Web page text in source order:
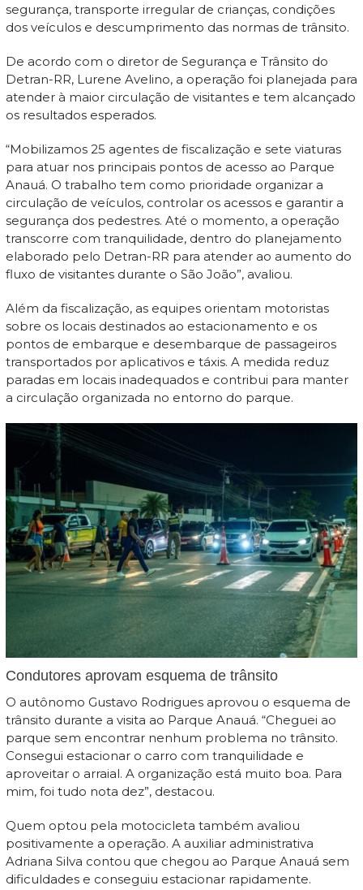
segurança, transporte irregular de crianças, condições
dos veículos e descumprimento das normas de trânsito.
De acordo com o diretor de Segurança e Trânsito do
Detran-RR, Lurene Avelino, a operação foi planejada para
atender à maior circulação de visitantes e tem alcançado
os resultados esperados.
“Mobilizamos 25 agentes de fiscalização e sete viaturas
para atuar nos principais pontos de acesso ao Parque
Anauá. O trabalho tem como prioridade organizar a
circulação de veículos, controlar os acessos e garantir a
segurança dos pedestres. Até o momento, a operação
transcorre com tranquilidade, dentro do planejamento
elaborado pelo Detran-RR para atender ao aumento do
fluxo de visitantes durante o São João”, avaliou.
Além da fiscalização, as equipes orientam motoristas
sobre os locais destinados ao estacionamento e os
pontos de embarque e desembarque de passageiros
transportados por aplicativos e táxis. A medida reduz
paradas em locais inadequados e contribui para manter
a circulação organizada no entorno do parque.
Condutores aprovam esquema de trânsito
O autônomo Gustavo Rodrigues aprovou o esquema de
trânsito durante a visita ao Parque Anauá. “Cheguei ao
parque sem encontrar nenhum problema no trânsito.
Consegui estacionar o carro com tranquilidade e
aproveitar o arraial. A organização está muito boa. Para
mim, foi tudo nota dez”, destacou.
Quem optou pela motocicleta também avaliou
positivamente a operação. A auxiliar administrativa
Adriana Silva contou que chegou ao Parque Anauá sem
dificuldades e conseguiu estacionar rapidamente.